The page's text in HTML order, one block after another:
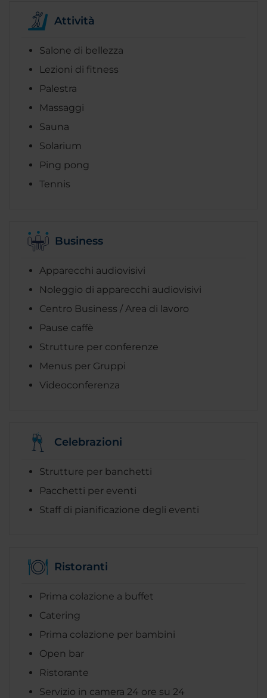
Attività
Salone di bellezza
Lezioni di fitness
Palestra
Massaggi
Sauna
Solarium
Ping pong
Tennis
Business
Apparecchi audiovisivi
Noleggio di apparecchi audiovisivi
Centro Business / Area di lavoro
Pause caffè
Strutture per conferenze
Menus per Gruppi
Videoconferenza
Celebrazioni
Strutture per banchetti
Pacchetti per eventi
Staff di pianificazione degli eventi
Ristoranti
Prima colazione a buffet
Catering
Prima colazione per bambini
Open bar
Ristorante
Servizio in camera 24 ore su 24